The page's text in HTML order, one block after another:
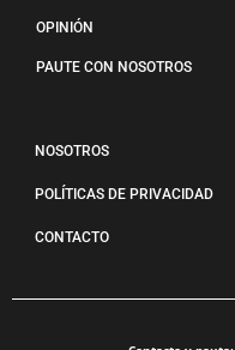
OPINIÓN
PAUTE CON NOSOTROS
NOSOTROS
POLÍTICAS DE PRIVACIDAD
CONTACTO